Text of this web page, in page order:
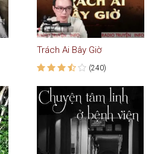
Trách Ai Bây Giờ
(240)